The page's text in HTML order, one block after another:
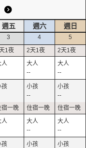
週五 週六 週日
3 4
--
--
--
5
--
--
--